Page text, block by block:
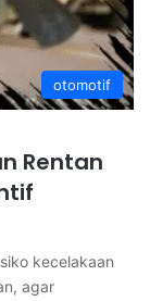
otomotif
Rentan
kecelakaan
agar